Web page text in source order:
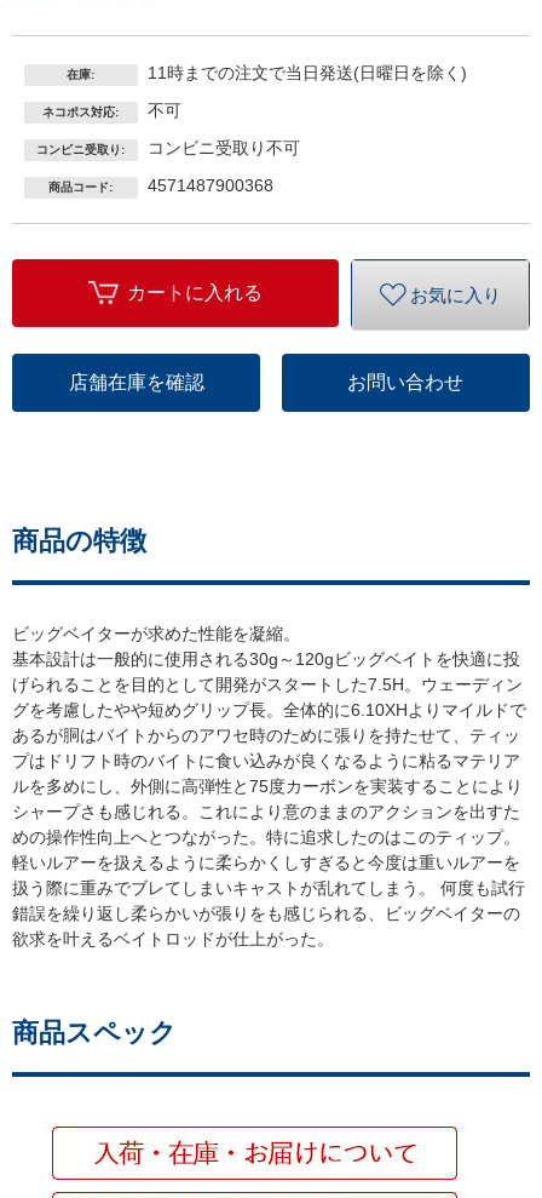
在庫: 11時までの注文で当日発送(日曜日を除く)
ネコポス対応: 不可
コンビニ受取り: コンビニ受取り不可
商品コード: 4571487900368
カートに入れる お気に入り
店舗在庫を確認 お問い合わせ
商品の特徴
ビッグベイターが求めた性能を凝縮。
基本設計は一般的に使用される30g～120gビッグベイトを快適に投
げられることを目的として開発がスタートした7.5H。ウェーディン
グを考慮したやや短めグリップ長。全体的に6.10XHよりマイルドで
あるが胴はバイトからのアワセ時のために張りを持たせて、ティッ
プはドリフト時のバイトに食い込みが良くなるように粘るマテリア
ルを多めにし、外側に高弾性と75度カーボンを実装することにより
シャープさも感じれる。これにより意のままのアクションを出すた
めの操作性向上へとつながった。特に追求したのはこのティップ。
軽いルアーを扱えるように柔らかくしすぎると今度は重いルアーを
扱う際に重みでブレてしまいキャストが乱れてしまう。 何度も試行
錯誤を繰り返し柔らかいが張りをも感じられる、ビッグベイターの
欲求を叶えるベイトロッドが仕上がった。
商品スペック